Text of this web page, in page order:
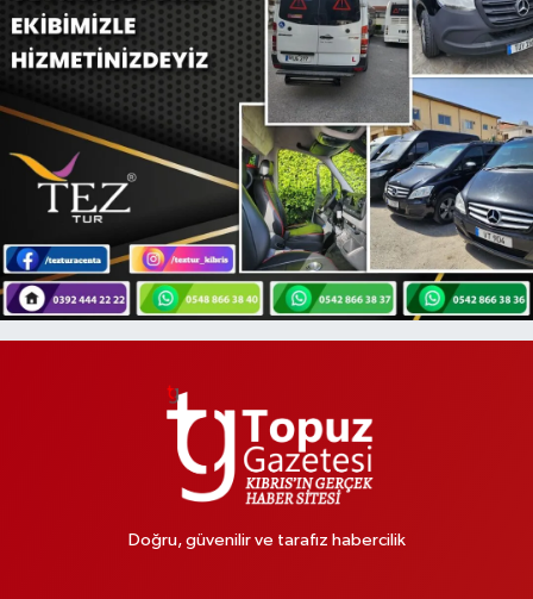
Doğru, güvenilir ve tarafız habercilik